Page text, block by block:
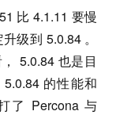
比 4.1.11 要慢
级到 5.0.84 。
5.0.84 也是目
的性能和
了 Percona 与